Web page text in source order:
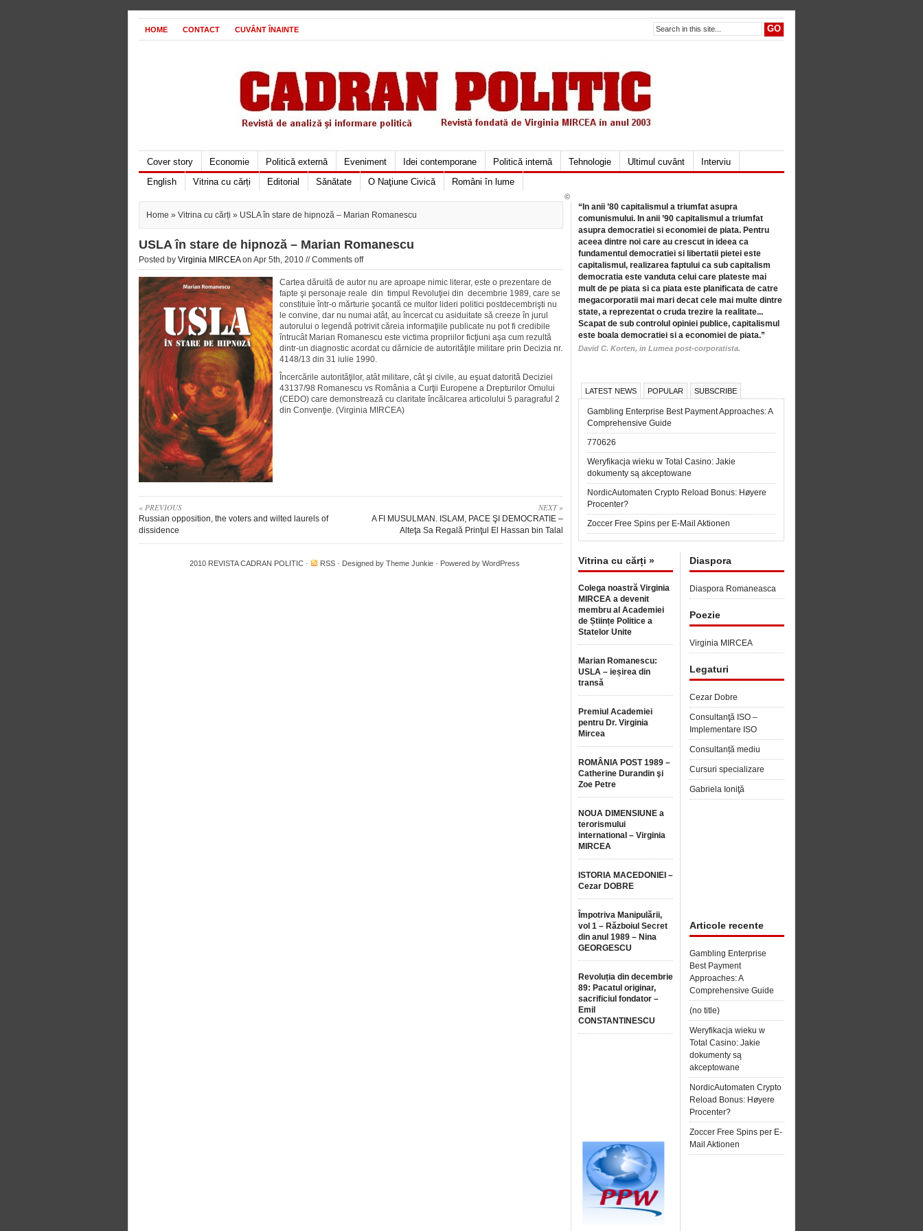
HOME CONTACT CUVÂNT ÎNAINTE
Cover story Economie Politică externă Eveniment Idei contemporane Politică internă Tehnologie Ultimul cuvânt
Interviu
English
Vitrina cu cărți Editorial Sănătate O Naţiune Civică Români în lume
Home » Vitrina cu cărți » USLA în stare de hipnoză – Marian Romanescu
USLA în stare de hipnoză – Marian Romanescu
Posted by Virginia MIRCEAon Apr 5th, 2010 //Comments off
Cartea dăruită de autor nu are aproape nimic literar, este o prezentare de
fapte şi personaje reale din timpul Revoluţiei din decembrie 1989, care se
constituie într-o mărturie şocantă ce multor lideri politici postdecembrişti nu
le convine, dar nu numai atât, au încercat cu asiduitate să creeze în jurul
autorului o legendă potrivit căreia informaţiile publicate nu pot fi credibile
întrucât Marian Romanescu este victima propriilor ficţiuni aşa cum rezultă
dintr-un diagnostic acordat cu dărnicie de autorităţile militare prin Decizia nr.
4148/13 din 31 iulie 1990.
Încercările autorităţilor, atât militare, cât şi civile, au eşuat datorită Deciziei
43137/98 Romanescu vs România a Curţii Europene a Drepturilor Omului
(CEDO) care demonstrează cu claritate încălcarea articolului 5 paragraful 2
din Convenţie. (Virginia MIRCEA)
« PREVIOUS
Russian opposition, the voters and wilted laurels of
dissidence
NEXT »
A FI MUSULMAN. ISLAM, PACE ŞI DEMOCRATIE –
Alteţa Sa Regală Prinţul El Hassan bin Talal
“In anii ’80 capitalismul a triumfat asupra
comunismului. In anii ’90 capitalismul a triumfat
asupra democratiei si economiei de piata. Pentru
aceea dintre noi care au crescut in ideea ca
fundamentul democratiei si libertatii pietei este
capitalismul, realizarea faptului ca sub capitalism
democratia este vanduta celui care plateste mai
mult de pe piata si ca piata este planificata de catre
megacorporatii mai mari decat cele mai multe dintre
state, a reprezentat o cruda trezire la realitate...
Scapat de sub controlul opiniei publice, capitalismul
este boala democratiei si a economiei de piata.”
David C. Korten, in Lumea post-corporatista.
LATEST NEWS POPULAR SUBSCRIBE
Gambling Enterprise Best Payment Approaches: A
Comprehensive Guide
770626
Weryfikacja wieku w Total Casino: Jakie
dokumenty są akceptowane
NordicAutomaten Crypto Reload Bonus: Høyere
Procenter?
Zoccer Free Spins per E-Mail Aktionen
Vitrina cu cărți »
Colega noastră Virginia
MIRCEA a devenit
membru al Academiei
de Științe Politice a
Statelor Unite
Marian Romanescu:
USLA – ieșirea din
transă
Premiul Academiei
pentru Dr. Virginia
Mircea
ROMÂNIA POST 1989 –
Catherine Durandin şi
Zoe Petre
NOUA DIMENSIUNE a
terorismului
international – Virginia
MIRCEA
ISTORIA MACEDONIEI –
Cezar DOBRE
Împotriva Manipulării,
vol 1 – Războiul Secret
din anul 1989 – Nina
GEORGESCU
Revoluția din decembrie
89: Pacatul originar,
sacrificiul fondator –
Emil
CONSTANTINESCU
Diaspora
Diaspora Romaneasca
Poezie
Virginia MIRCEA
Legaturi
Cezar Dobre
Consultanţă ISO –
Implementare ISO
Consultanță mediu
Cursuri specializare
Gabriela Ioniţă
Articole recente
Gambling Enterprise
Best Payment
Approaches: A
Comprehensive Guide
(no title)
Weryfikacja wieku w
Total Casino: Jakie
dokumenty są
akceptowane
NordicAutomaten Crypto
Reload Bonus: Høyere
Procenter?
Zoccer Free Spins per E-
Mail Aktionen
©
2010 REVISTA CADRAN POLITIC · RSS · Designed by Theme Junkie · Powered by WordPress